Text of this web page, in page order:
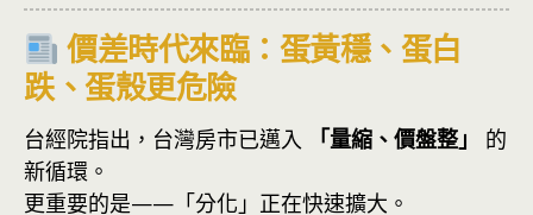
價差時代來臨：蛋黃穩、蛋白
跌、蛋殼更危險
台經院指出，台灣房市已邁入 「量縮、價盤整」
的
新循環。
更重要的是——「分化」正在快速擴大。